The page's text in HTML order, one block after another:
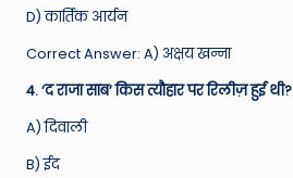
D) कार्तिक आर्यन
Correct Answer: A) अक्षय खन्ना
4. ‘द राजा साब’ किस त्यौहार पर रिलीज़ हुई थी?
A) दिवाली
B) ईद